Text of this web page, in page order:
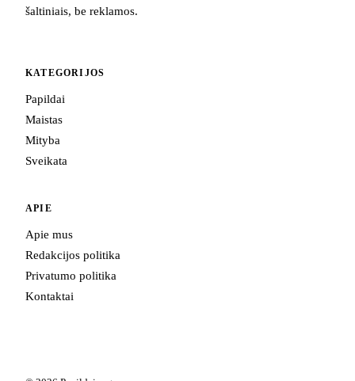
šaltiniais, be reklamos.
KATEGORIJOS
Papildai
Maistas
Mityba
Sveikata
APIE
Apie mus
Redakcijos politika
Privatumo politika
Kontaktai